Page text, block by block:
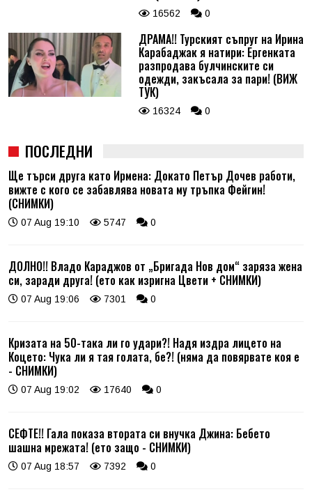
16562 0
ДРАМА!! Турският съпруг на Ирина
Карабаджак я натири: Ергенката
разпродава булчинските си
одежди, закъсала за пари! (ВИЖ
ТУК)
16324 0
ПОСЛЕДНИ
Ще търси друга като Ирмена: Докато Петър Дочев работи,
вижте с кого се забавлява новата му тръпка Фейгин!
(СНИМКИ)
07 Aug 19:10 5747 0
ДОЛНО!! Владо Караджов от „Бригада Нов дом“ заряза жена
си, заради друга! (ето как изригна Цвети + СНИМКИ)
07 Aug 19:06 7301 0
Кризата на 50-така ли го удари?! Надя издра лицето на
Коцето: Чука ли я тая голата, бе?! (няма да повярвате коя е
- СНИМКИ)
07 Aug 19:02 17640 0
СЕФТЕ!! Гала показа втората си внучка Джина: Бебето
шашна мрежата! (ето защо - СНИМКИ)
07 Aug 18:57 7392 0